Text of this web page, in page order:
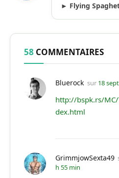
► Flying
58 COMMENTAIRES
Bluerock sur 18
http://bspk.rs/
dex.html
GrimmjowSexta49
h 55 min